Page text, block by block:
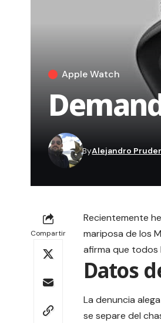
Apple Watch
ByAlejandro
Compartir
Recientemente
mariposa de los
afirma que todos
Datos
La denuncia
se separe del